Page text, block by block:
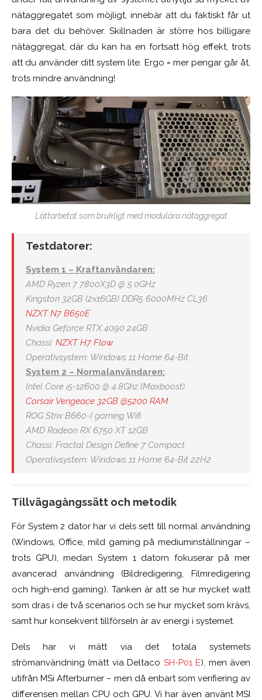
nätaggregatet som möjligt, innebär att du faktiskt får ut
bara det du behöver. Skillnaden är större hos billigare
nätaggregat, där du kan ha en fortsatt hög effekt, trots
att du använder ditt system lite. Ergo = mer pengar går åt,
trots mindre användning!
Lättarbetat som brukligt med modulära nätaggregat
Testdatorer:
System 1 – Kraftanvändaren:
AMD Ryzen 7 7800X3D @ 5.0GHz
Kingston 32GB (2x16GB) DDR5 6000MHz CL36
NZXT N7 B650E
Nvidia Geforce RTX 4090 24GB
Chassi: NZXT H7 Flow
Operativsystem: Windows 11 Home 64-Bit
System 2 – Normalanvändaren:
Intel Core i5-12600 @ 4.8Ghz (Maxboost)
Corsair Vengeace 32GB @5200 RAM
ROG Strix B660-I gaming Wifi
AMD Radeon RX 6750 XT 12GB
Chassi: Fractal Design Define 7 Compact
Operativsystem: Windows 11 Home 64-Bit 22H2
Tillvägagångssätt och metodik
För System 2 dator har vi dels sett till normal användning
(Windows, Office, mild gaming på mediuminställningar –
trots GPU), medan System 1 datorn fokuserar på mer
avancerad användning (Bildredigering, Filmredigering
och high-end gaming). Tanken är att se hur mycket watt
som dras i de två scenarios och se hur mycket som krävs,
samt hur konsekvent tillförseln är av energi i systemet.
Dels har vi mätt via det totala systemets
strömanvändning (mätt via Deltaco SH-P01 E), men även
utifrån MSi Afterburner – men då enbart som verifiering av
differensen mellan CPU och GPU. Vi har även använt MSI